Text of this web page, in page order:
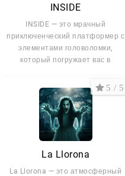
INSIDE
INSIDE — это мрачный
приключенческий платформер с
элементами головоломки,
который погружает вас в
La Llorona
La Llorona — это атмосферный
5 / 5